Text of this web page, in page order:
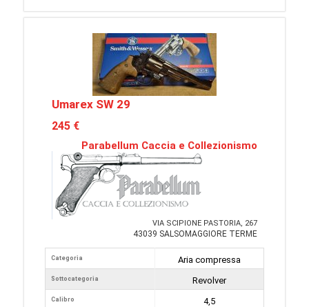
Umarex SW 29
245 €
Parabellum Caccia e Collezionismo
VIA SCIPIONE PASTORIA, 267
43039 SALSOMAGGIORE TERME
Categoria
Sottocategoria
Calibro
Aria compressa
Revolver
4,5